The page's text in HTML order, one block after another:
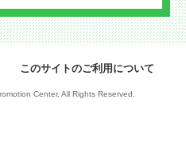
このサイトのご利用について
Center, All Rights Reserved.